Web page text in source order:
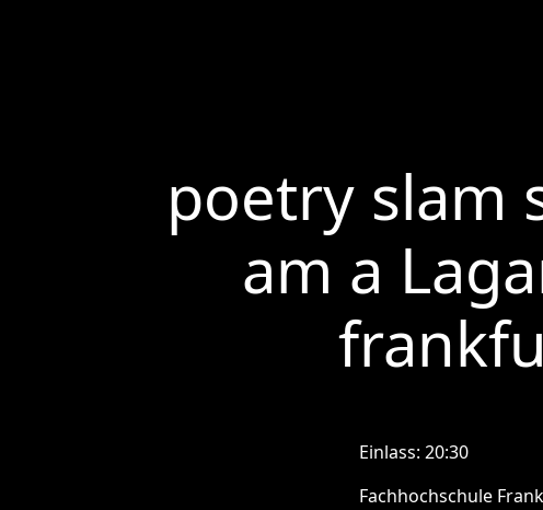
poetry slam
am a
Einlass: 20:30
Fachhochschule